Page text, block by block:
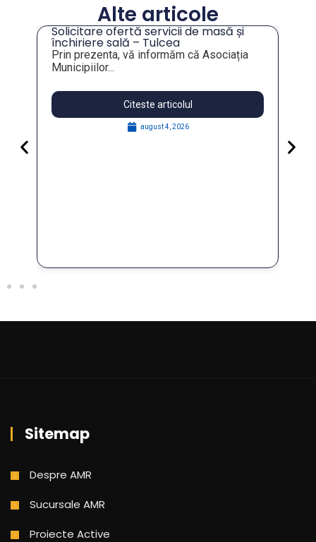
Alte articole
Solicitare ofertă servicii de masă și
închiriere sală – Tulcea
Prin prezenta, vă informăm că Asociația
Municipiilor...
Citeste articolul
august 4, 2026
Sitemap
Despre AMR
Sucursale AMR
Proiecte Active